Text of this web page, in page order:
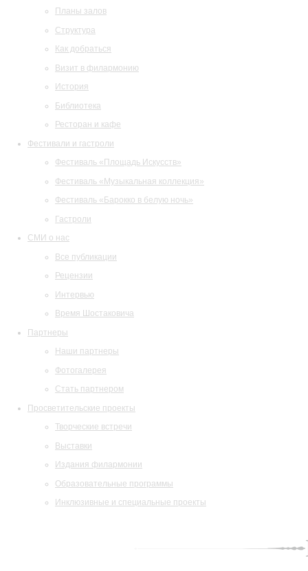
Планы залов
Структура
Как добраться
Визит в филармонию
История
Библиотека
Ресторан и кафе
Фестивали и гастроли
Фестиваль «Площадь Искусств»
Фестиваль «Музыкальная коллекция»
Фестиваль «Барокко в белую ночь»
Гастроли
СМИ о нас
Все публикации
Рецензии
Интервью
Время Шостаковича
Партнеры
Наши партнеры
Фотогалерея
Стать партнером
Просветительские проекты
Творческие встречи
Выставки
Издания филармонии
Образовательные программы
Инклюзивные и специальные проекты